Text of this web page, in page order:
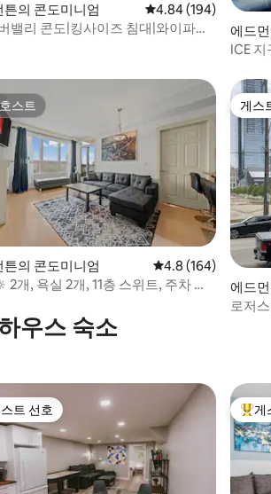
후기 208개
튼의 콘도미니엄 평점 4.84점(5점 만
4.84 (194)
밸리 콘도|킹사이즈 침대|와이파이|
에드
ICE
후기 357개
스트
스트
튼의 콘도미니엄 평점 4.8점(5점 만
4.8 (164)
2개, 욕실 2개, 11층 스위트, 주차 및
게스
게스
에드
로저
우스 숙소
스트 선호
트 선호 상위
게